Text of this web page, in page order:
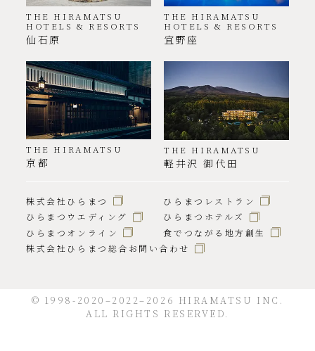
THE HIRAMATSU
HOTELS & RESORTS
仙石原
THE HIRAMATSU
HOTELS & RESORTS
宜野座
THE HIRAMATSU
京都
THE HIRAMATSU
軽井沢 御代田
株式会社ひらまつ
ひらまつレストラン
ひらまつウエディング
ひらまつホテルズ
ひらまつオンライン
食でつながる地方創生
株式会社ひらまつ総合お問い合わせ
© 1998-2020–2022–2026 HIRAMATSU INC.
ALL RIGHTS RESERVED.